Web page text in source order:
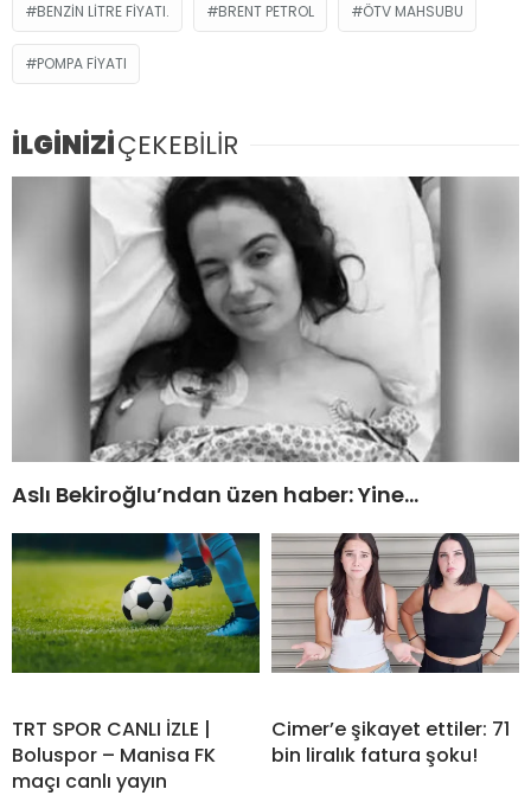
BENZIN LITRE FIYATI. BRENT PETROL ÖTV MAHSUBU
POMPA FIYATI
İLGİNİZİÇEKEBİLİR
Aslı Bekiroğlu’ndan üzen haber: Yine…
TRT SPOR CANLI İZLE |
Boluspor – Manisa FK
maçı canlı yayın
Cimer’e şikayet ettiler: 71
bin liralık fatura şoku!